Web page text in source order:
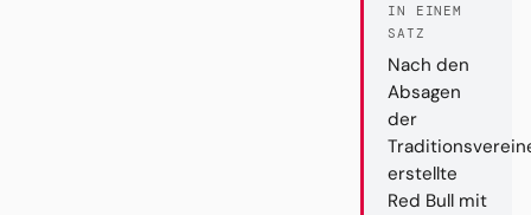
IN EINEM
SATZ
Nach den
Absagen
der
erstellte
Red Bull mit